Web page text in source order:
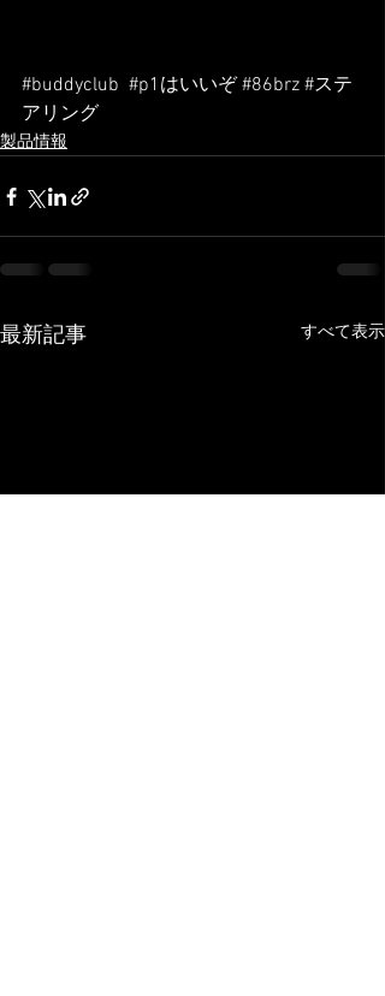
#buddyclub #p1はいいぞ #86brz #ステ
アリング
製品情報
最新記事 すべて表示